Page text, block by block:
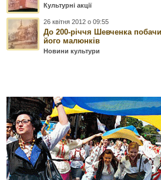
Культурні акції
26 квітня 2012 о 09:55
До 200-річчя Шевченка
його малюнків
Новини культури